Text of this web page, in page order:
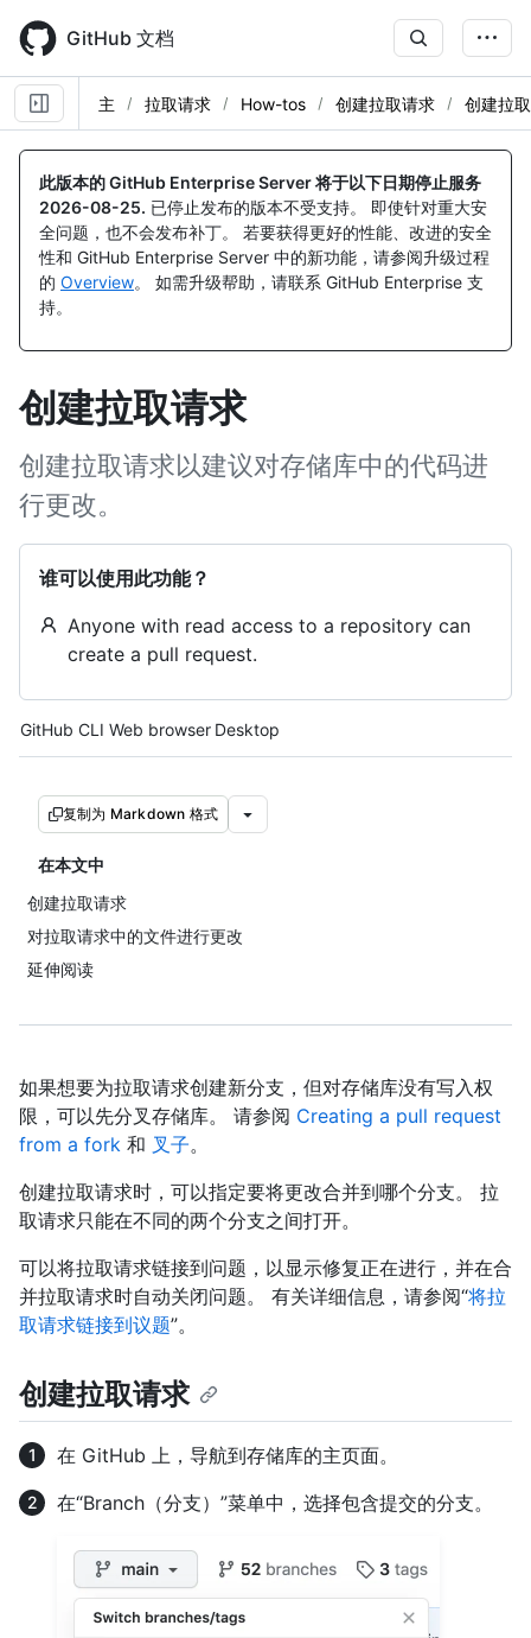
main
content
GitHub 文档
主 拉取请求 How-tos 创建拉取请求 创建拉
此版本的 GitHub Enterprise Server 将于以下日期停止服务
2026-08-25. 已停止发布的版本不受支持。 即使针对重大安
全问题，也不会发布补丁。 若要获得更好的性能、改进的安全
性和 GitHub Enterprise Server 中的新功能，请参阅升级过程
的 Overview。 如需升级帮助，请联系 GitHub Enterprise 支
持。
创建拉取请求
创建拉取请求以建议对存储库中的代码进
行更改。
谁可以使用此功能？
Anyone with read access to a repository can
create a pull request.
Tool navigation
GitHub CLI Web browser Desktop
复制为 Markdown 格式
在本文中
创建拉取请求
对拉取请求中的文件进行更改
延伸阅读
如果想要为拉取请求创建新分支，但对存储库没有写入权
限，可以先分叉存储库。 请参阅 Creating a pull request
from a fork 和 叉子。
创建拉取请求时，可以指定要将更改合并到哪个分支。 拉
取请求只能在不同的两个分支之间打开。
可以将拉取请求链接到问题，以显示修复正在进行，并在合
并拉取请求时自动关闭问题。 有关详细信息，请参阅“将拉
取请求链接到议题”。
创建拉取请求
在 GitHub 上，导航到存储库的主页面。
在“Branch（分支）”菜单中，选择包含提交的分支。